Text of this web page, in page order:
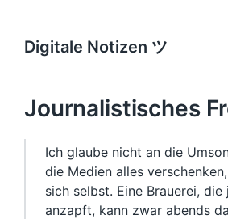
Digitale Notizen ツ
Journalistisches
Ich glaube nicht an die
die Medien alles
sich selbst. Eine Brauerei,
anzapft, kann zwar abends